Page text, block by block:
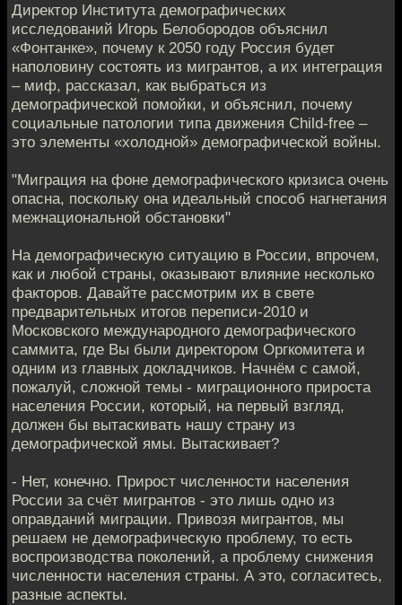
Директор Института демографических
исследований Игорь Белобородов объяснил
«Фонтанке», почему к 2050 году Россия будет
наполовину состоять из мигрантов, а их интеграция
– миф, рассказал, как выбраться из
демографической помойки, и объяснил, почему
социальные патологии типа движения Child-free –
это элементы «холодной» демографической войны.
"Миграция на фоне демографического кризиса очень
опасна, поскольку она идеальный способ нагнетания
межнациональной обстановки"
На демографическую ситуацию в России, впрочем,
как и любой страны, оказывают влияние несколько
факторов. Давайте рассмотрим их в свете
предварительных итогов переписи-2010 и
Московского международного демографического
саммита, где Вы были директором Оргкомитета и
одним из главных докладчиков. Начнём с самой,
пожалуй, сложной темы - миграционного прироста
населения России, который, на первый взгляд,
должен бы вытаскивать нашу страну из
демографической ямы. Вытаскивает?
- Нет, конечно. Прирост численности населения
России за счёт мигрантов - это лишь одно из
оправданий миграции. Привозя мигрантов, мы
решаем не демографическую проблему, то есть
воспроизводства поколений, а проблему снижения
численности населения страны. А это, согласитесь,
разные аспекты.